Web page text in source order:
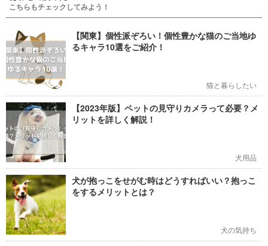
こちらもチェックしてみよう！
【関東】個性派ぞろい！個性豊かな猫のご当地ゆ
るキャラ10選をご紹介！
猫と暮らしたい
【2023年版】ペットの見守りカメラって必要？メ
リットを詳しく解説！
犬用品
犬が抱っこをせがむ時はどうすればいい？抱っこ
をするメリットとは？
犬の気持ち